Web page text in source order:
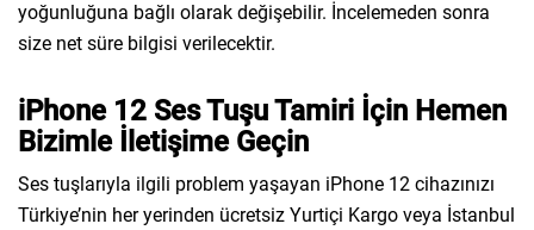
yoğunluğuna bağlı olarak değişebilir. İncelemeden sonra
size net süre bilgisi verilecektir.
iPhone 12 Ses Tuşu Tamiri İçin Hemen
Bizimle İletişime Geçin
Ses tuşlarıyla ilgili problem yaşayan iPhone 12 cihazınızı
Türkiye’nin her yerinden ücretsiz Yurtiçi Kargo veya İstanbul